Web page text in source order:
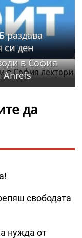
раздава
си ден
в София
Ahrefs
да
свободата
нужда от